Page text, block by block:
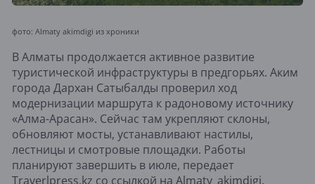
фото: Almaty akimdigi из хроники
В Алматы продолжается активное развитие
туристической инфраструктуры в предгорьях. Аким
города Дархан Сатыбалды проверил ход
модернизации маршрута к радоновому источнику
«Алма-Арасан». Сейчас там укрепляют склоны,
обновляют мосты, устанавливают настилы,
лестницы и смотровые площадки. Работы
планируют завершить в июле, передает
Traverlpress.kz со ссылкой на Almaty_akimdigi.